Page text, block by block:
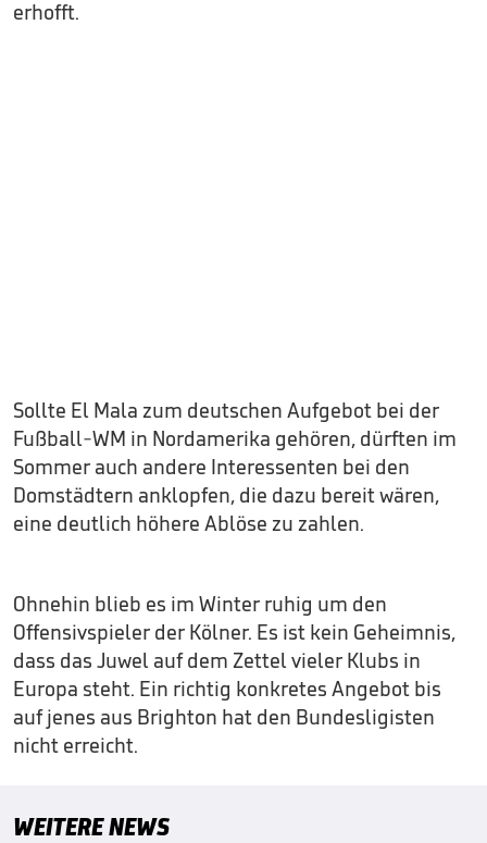
erhofft.
Sollte El Mala zum deutschen Aufgebot bei der
Fußball-WM in Nordamerika gehören, dürften im
Sommer auch andere Interessenten bei den
Domstädtern anklopfen, die dazu bereit wären,
eine deutlich höhere Ablöse zu zahlen.
Ohnehin blieb es im Winter ruhig um den
Offensivspieler der Kölner. Es ist kein Geheimnis,
dass das Juwel auf dem Zettel vieler Klubs in
Europa steht. Ein richtig konkretes Angebot bis
auf jenes aus Brighton hat den Bundesligisten
nicht erreicht.
WEITERE NEWS